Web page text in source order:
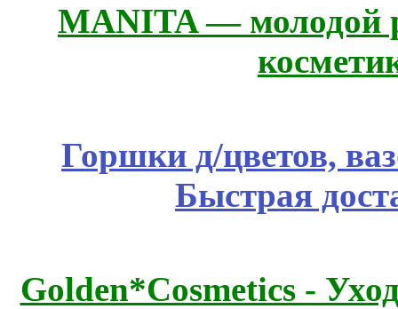
MANITA — молодой
Горшки д/цветов,
Быстрая
Golden*Cosmetics -